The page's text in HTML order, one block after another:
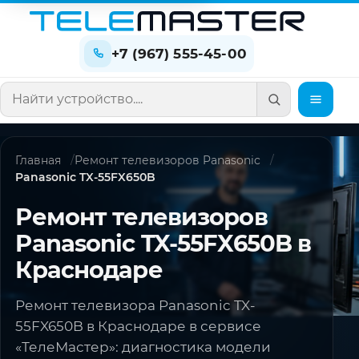
+7 (967) 555-45-00
Поиск по сайту
Главная
Ремонт телевизоров Panasonic
Panasonic TX-55FX650B
Ремонт телевизоров
Panasonic TX-55FX650B в
Краснодаре
Ремонт телевизора Panasonic TX-
55FX650B в Краснодаре в сервисе
«ТелеМастер»: диагностика модели